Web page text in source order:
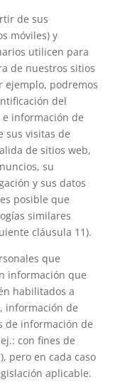
de sus
móviles) y
utilicen para
de nuestros sitios
ejemplo, podremos
del
información de
sus visitas de
de sitios web,
su
y sus datos
posible que
similares
cláusula 11).
que
información que
habilitados a
información de
de información de
con fines de
pero en cada caso
aplicable.